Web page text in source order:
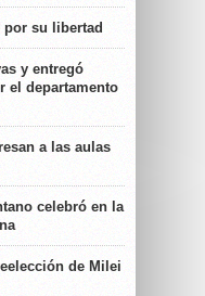
por su libertad
y entregó
el departamento
a las aulas
celebró en la
de Milei